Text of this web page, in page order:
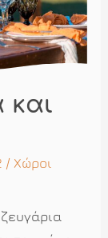
και
/Χώροι